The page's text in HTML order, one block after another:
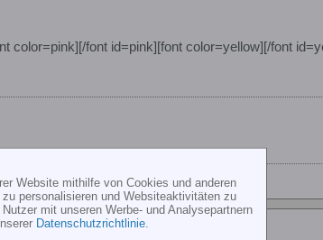
color=pink][/font id=pink][font color=yellow][/font
Website mithilfe von Cookies und anderen
personalisieren und Websiteaktivitäten zu
mit unseren Werbe- und Analysepartnern
Datenschutzrichtlinie